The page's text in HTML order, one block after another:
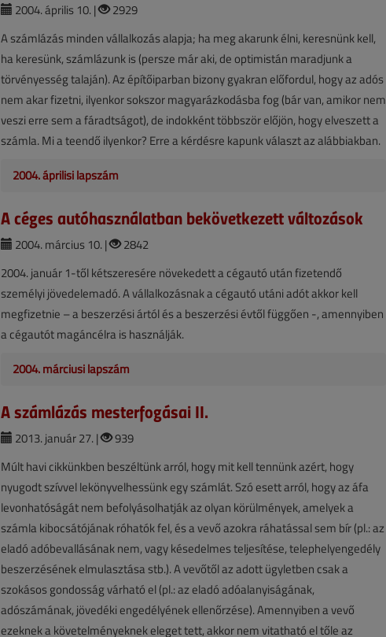
2004. április 10. |
2929
A számlázás minden vállalkozás alapja; ha meg akarunk élni, keresnünk kell,
ha keresünk, számlázunk is (persze már aki, de optimistán maradjunk a
törvényesség talaján). Az építőiparban bizony gyakran előfordul, hogy az adós
nem akar fizetni, ilyenkor sokszor magyarázkodásba fog (bár van, amikor nem
veszi erre sem a fáradtságot), de indokként többször előjön, hogy elveszett a
számla. Mi a teendő ilyenkor? Erre a kérdésre kapunk választ az alábbiakban.
2004. áprilisi lapszám
A céges autóhasználatban bekövetkezett változások
2004. március 10. |
2842
2004. január 1-től kétszeresére növekedett a cégautó után fizetendő
személyi jövedelemadó. A vállalkozásnak a cégautó utáni adót akkor kell
megfizetnie – a beszerzési ártól és a beszerzési évtől függően -, amennyiben
a cégautót magáncélra is használják.
2004. márciusi lapszám
A számlázás mesterfogásai II.
2013. január 27. |
939
Múlt havi cikkünkben beszéltünk arról, hogy mit kell tennünk azért, hogy
nyugodt szívvel lekönyvelhessünk egy számlát. Szó esett arról, hogy az áfa
levonhatóságát nem befolyásolhatják az olyan körülmények, amelyek a
számla kibocsátójának róhatók fel, és a vevő azokra ráhatással sem bír (pl.: az
eladó adóbevallásának nem, vagy késedelmes teljesítése, telephelyengedély
beszerzésének elmulasztása stb.). A vevőtől az adott ügyletben csak a
szokásos gondosság várható el (pl.: az eladó adóalanyiságának,
adószámának, jövedéki engedélyének ellenőrzése). Amennyiben a vevő
ezeknek a követelményeknek eleget tett, akkor nem vitatható el tőle az